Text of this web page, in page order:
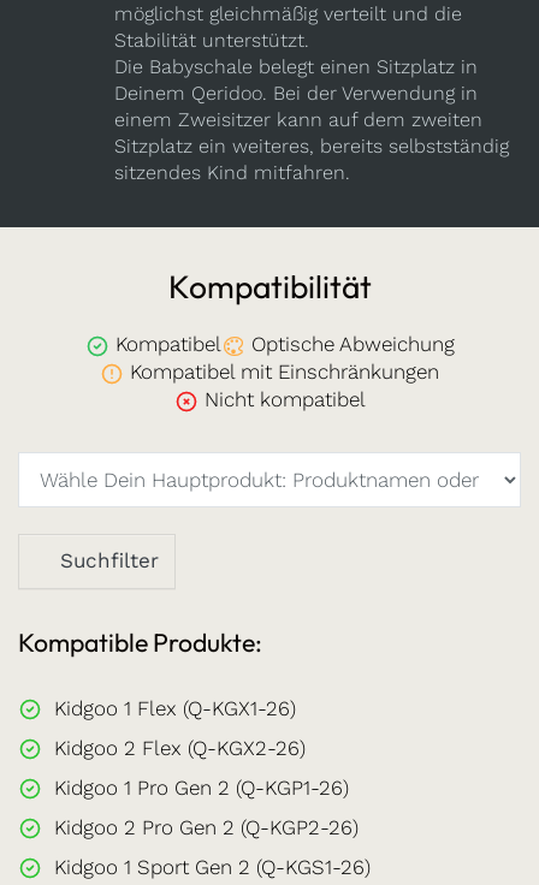
möglichst gleichmäßig verteilt und die
Stabilität unterstützt.
Die Babyschale belegt einen Sitzplatz in
Deinem Qeridoo. Bei der Verwendung in
einem Zweisitzer kann auf dem zweiten
Sitzplatz ein weiteres, bereits selbstständig
sitzendes Kind mitfahren.
Kompatibilität
Kompatibel
Optische Abweichung
Kompatibel mit Einschränkungen
Nicht kompatibel
Suchfilter
Kompatible Produkte:
Kidgoo 1 Flex (Q-KGX1-26)
Kidgoo 2 Flex (Q-KGX2-26)
Kidgoo 1 Pro Gen 2 (Q-KGP1-26)
Kidgoo 2 Pro Gen 2 (Q-KGP2-26)
Kidgoo 1 Sport Gen 2 (Q-KGS1-26)